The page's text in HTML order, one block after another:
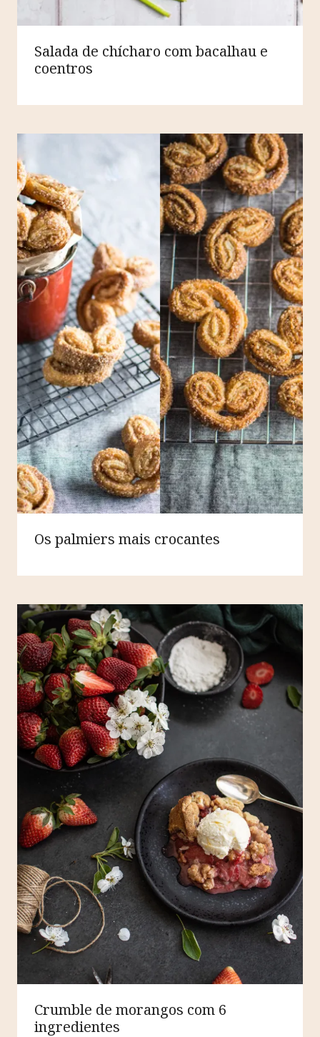
Salada de chícharo com bacalhau e
coentros
Os palmiers mais crocantes
Crumble de morangos com 6
ingredientes